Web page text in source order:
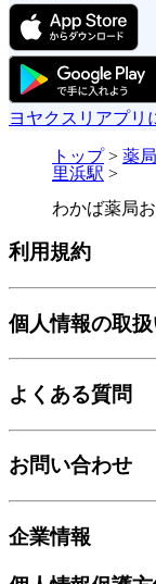
ヨヤクスリアプリ
トップ> 薬
里浜駅 >
わかば薬局
利用規約
個人情報の取
よくある質問
お問い合わせ
企業情報